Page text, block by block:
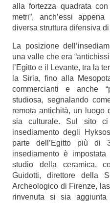
alla fortezza quadrata
metri”, anch’essi
diversa struttura difensiva
La posizione
una valle che era
l’Egitto e il Levante, tra la
la Siria, fino alla
commercianti e anche
studiosa, segnalando
remota antichità, un luogo
sia culturale. Sul sito
insediamento degli
parte dell’Egitto più di
insediamento è
studio della ceramica,
Guidotti, direttore della
Archeologico di Firenze,
rinvenuta si sia